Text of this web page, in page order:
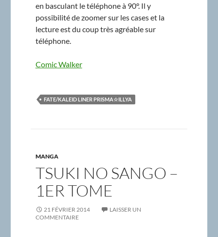
en basculant le téléphone à 90°. Il y
possibilité de zoomer sur les cases et la
lecture est du coup très agréable sur
téléphone.
Comic Walker
FATE/KALEID LINER PRISMA☆ILLYA
MANGA
TSUKI NO SANGO –
1ER TOME
21 FÉVRIER 2014
LAISSER UN
COMMENTAIRE